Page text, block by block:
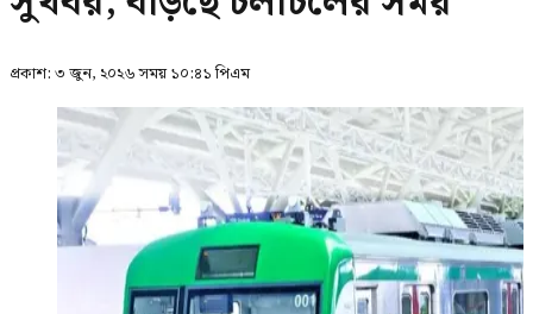
প্রকাশ:৩ জুন, ২০২৬ সময় ১০:৪১ পিএম